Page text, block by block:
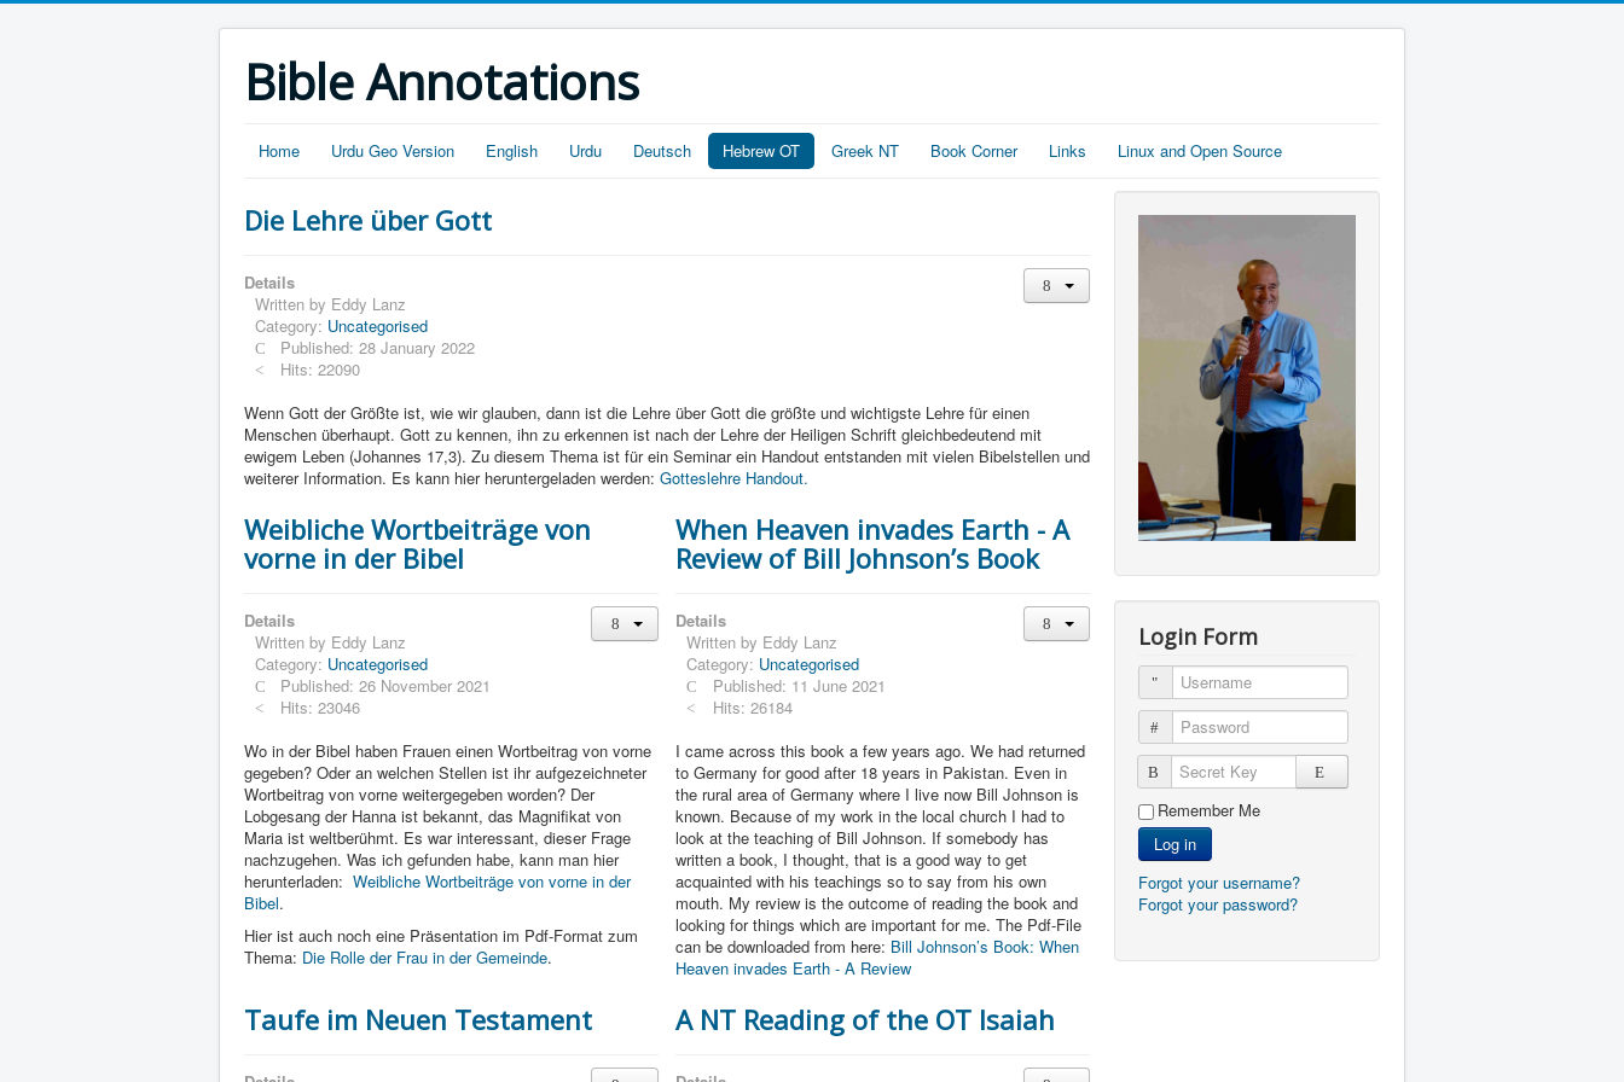
Bible Annotations
Home Urdu Geo Version English Urdu Deutsch Hebrew OT Greek NT Book Corner Links Linux and Open Source
Die Lehre über Gott
Details
Written by Eddy Lanz
Category: Uncategorised
Published: 28 January 2022
Hits: 22090
Wenn Gott der Größte ist, wie wir glauben, dann ist die Lehre über Gott die größte und wichtigste Lehre für einen
Menschen überhaupt. Gott zu kennen, ihn zu erkennen ist nach der Lehre der Heiligen Schrift gleichbedeutend mit
ewigem Leben (Johannes 17,3). Zu diesem Thema ist für ein Seminar ein Handout entstanden mit vielen Bibelstellen und
weiterer Information. Es kann hier heruntergeladen werden: Gotteslehre Handout.
Weibliche Wortbeiträge von
vorne in der Bibel
Details
Written by Eddy Lanz
Category: Uncategorised
Published: 26 November 2021
Hits: 23046
Wo in der Bibel haben Frauen einen Wortbeitrag von vorne
gegeben? Oder an welchen Stellen ist ihr aufgezeichneter
Wortbeitrag von vorne weitergegeben worden? Der
Lobgesang der Hanna ist bekannt, das Magnifikat von
Maria ist weltberühmt. Es war interessant, dieser Frage
nachzugehen. Was ich gefunden habe, kann man hier
herunterladen: Weibliche Wortbeiträge von vorne in der
Bibel.
Hier ist auch noch eine Präsentation im Pdf-Format zum
Thema: Die Rolle der Frau in der Gemeinde.
When Heaven invades Earth - A
Review of Bill Johnson’s Book
Details
Written by Eddy Lanz
Category: Uncategorised
Published: 11 June 2021
Hits: 26184
I came across this book a few years ago. We had returned
to Germany for good after 18 years in Pakistan. Even in
the rural area of Germany where I live now Bill Johnson is
known. Because of my work in the local church I had to
look at the teaching of Bill Johnson. If somebody has
written a book, I thought, that is a good way to get
acquainted with his teachings so to say from his own
mouth. My review is the outcome of reading the book and
looking for things which are important for me. The Pdf-File
can be downloaded from here: Bill Johnson’s Book: When
Heaven invades Earth - A Review
Taufe im Neuen Testament A NT Reading of the OT Isaiah
Login Form
Username
Password
Secret Key
Remember Me
Log in
Forgot your username?
Forgot your password?